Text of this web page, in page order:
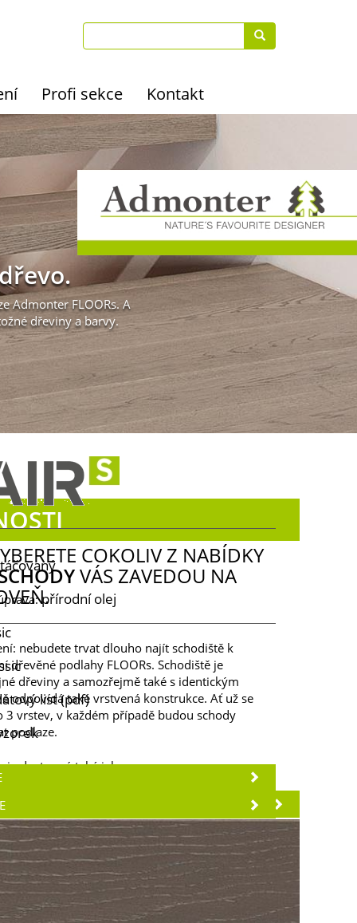
Profi sekce Kontakt
Admonter FLOORs. A
dřeviny a barvy.
přírodní olej
list (pdf)
je dostupná také jako:
COKOLIV Z NABÍDKY
VÁS ZAVEDOU NA
nebudete trvat dlouho najít schodiště k
dřevěné podlahy FLOORs. Schodiště je
dřeviny a samozřejmě také s identickým
odpovídá také vrstvená konstrukce. Ať už se
3 vrstev, v každém případě budou schody
podlaze.